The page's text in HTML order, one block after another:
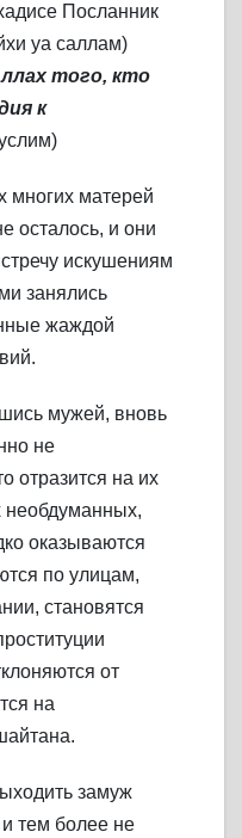
Посланник
уа саллам)
того, кто
к
многих матерей
осталось, и они
искушениям
занялись
жаждой
мужей, вновь
не
отразится на их
необдуманных,
оказываются
по улицам,
становятся
от
на
замуж
тем более не